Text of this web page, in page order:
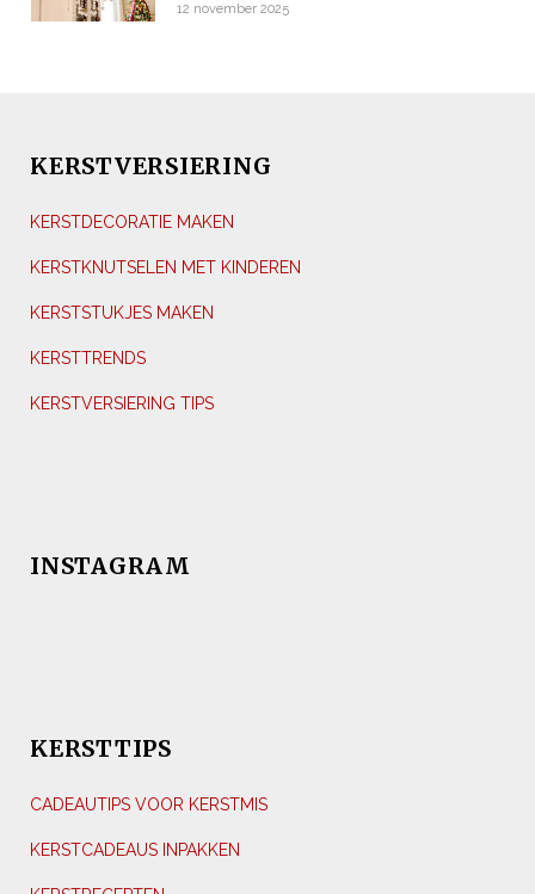
12 november 2025
KERSTVERSIERING
KERSTDECORATIE MAKEN
KERSTKNUTSELEN MET KINDEREN
KERSTSTUKJES MAKEN
KERSTTRENDS
KERSTVERSIERING TIPS
INSTAGRAM
KERSTTIPS
CADEAUTIPS VOOR KERSTMIS
KERSTCADEAUS INPAKKEN